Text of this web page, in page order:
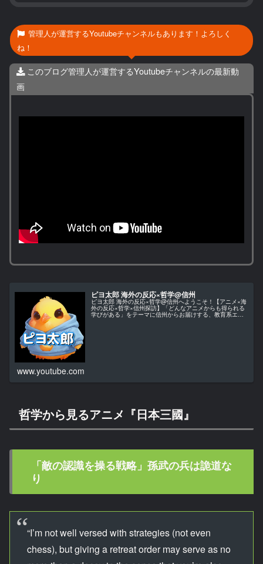
管理人が運営するYoutubeチャンネルもあります！よろしく
ね！
このブログ管理人が運営するYoutubeチャンネルの最新動
画
ピヨ太郎 海外の反応×哲学@信州
ピヨ太郎 海外の反応×哲学@信州へようこそ！【アニメ×海
外の反応×哲学×信州探訪】「どんなアニメからも得られる
学びがある」をテーマに信州からお届けする、教育系エン
ターテインメント・チャンネルです。当チャンネルでは、
www.youtube.com
哲学から見るアニメ『日本三國』
「敵の認識を操る戦略」孫武の兵は詭道な
り
“I’m not well versed with strategies (not even
chess), but giving a retreat order may serve as no